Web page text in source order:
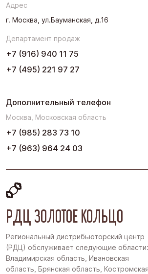
Урал
Адрес
г. Москва, ул.Бауманская, д.16
Департамент продаж
+7 (916) 940 11 75
+7 (495) 221 97 27
Дополнительный телефон
Москва, Московская область
+7 (985) 283 73 10
+7 (963) 964 24 03
РДЦ ЗОЛОТОЕ КОЛЬЦО
Региональный дистрибьюторский центр
(РДЦ) обслуживает следующие области:
Владимирская область, Ивановская
область, Брянская область, Костромская